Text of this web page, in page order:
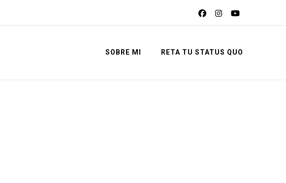
SOBRE MI RETA TU STATUS QUO